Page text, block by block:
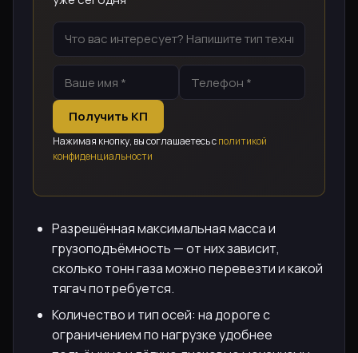
Получить КП
Нажимая кнопку, вы соглашаетесь сполитикой
конфиденциальности
Разрешённая максимальная масса и
грузоподъёмность — от них зависит,
сколько тонн газа можно перевезти и какой
тягач потребуется.
Количество и тип осей: на дороге с
ограничением по нагрузке удобнее